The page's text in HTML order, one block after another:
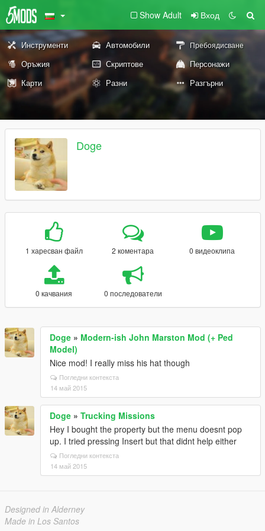
Show Adult Вход
Инструменти Автомобили Пребоядисване
Оръжия Скриптове
Персонажи
Карти
Разни Разгърни
Doge
1 харесван файл 2 коментара 0 видеоклипа
0 качвания 0 последователи
Doge » Modern-ish John Marston Mod (+ Ped
Model)
Nice mod! I really miss his hat though
Погледни контекста
14 май 2015
Doge » Trucking Missions
Hey I bought the property but the menu doesnt pop
up. I tried pressing Insert but that didnt help either
Погледни контекста
14 май 2015
Designed in Alderney
Made in Los Santos